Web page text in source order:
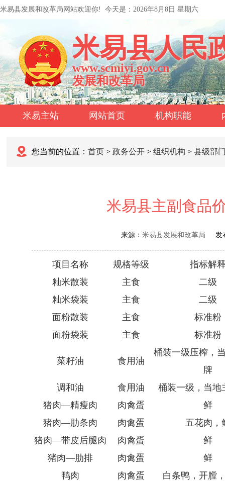
米易县发展和改革局网站欢迎你! 今天是： 2026年8月8日 星期六
米易县人民
www.scmiyi.gov.cn
发展和改革局
米易主站 网站首页 机构职能
您当前的位置： 首页 > 政务公开 > 组织机构 > 县级部
米易县主副食品
来源： 米易县发展和改革局 发
项目名称 规格等级
指标解
籼米散装
主食
二级
籼米袋装
主食
二级
面粉散装
主食
标准粉
面粉袋装
主食 标准粉
菜籽油 食用油
桶装一级压榨，
牌
调和油
食用油
桶装一级，当地
猪肉—精瘦肉
肉禽蛋
鲜
猪肉—肋条肉
肉禽蛋
五花肉，
猪肉—带皮后腿肉
肉禽蛋
鲜
猪肉—肋排
肉禽蛋
鲜
鸭肉
肉禽蛋
白条鸭，开膛